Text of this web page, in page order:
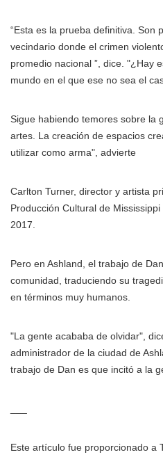
“Esta es la prueba definitiva. Son
vecindario donde el crimen
promedio nacional ”, dice. "¿Hay
mundo en el que ese no sea el
Sigue habiendo temores sobre la
artes. La creación de espacios
utilizar como arma", advierte
Carlton Turner, director y artista
Producción Cultural de
2017.
Pero en Ashland, el trabajo de
comunidad, traduciendo su
en términos muy humanos.
"La gente acababa de olvidar",
administrador de la ciudad de
trabajo de Dan es que incitó a la
Este artículo fue proporcionado a